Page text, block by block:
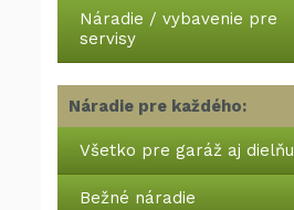
Náradie / vybavenie pre
servisy
Náradie pre každého:
Všetko pre garáž aj dielňu
Bežné náradie